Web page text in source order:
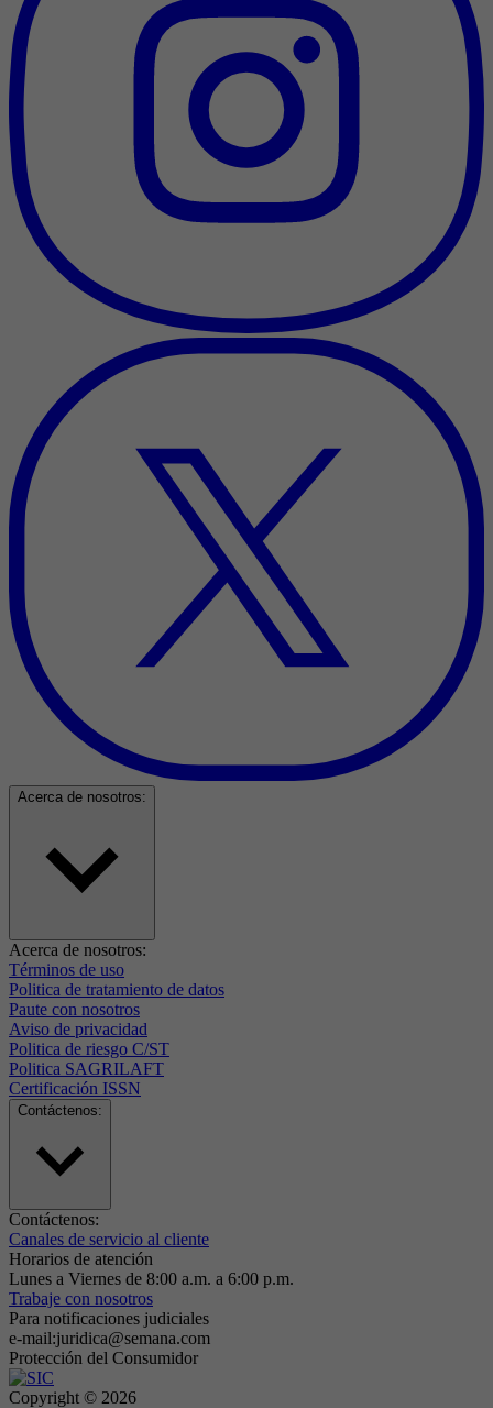
Acerca de nosotros:
Acerca de nosotros:
Términos de uso
Politica de tratamiento de datos
Paute con nosotros
Aviso de privacidad
Politica de riesgo C/ST
Politica SAGRILAFT
Certificación ISSN
Contáctenos:
Contáctenos:
Canales de servicio al cliente
Horarios de atención
Lunes a Viernes de 8:00 a.m. a 6:00 p.m.
Trabaje con nosotros
Para notificaciones judiciales
e-mail:juridica@semana.com
Protección del Consumidor
Copyright © 2026